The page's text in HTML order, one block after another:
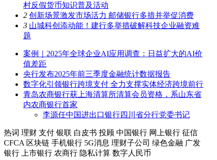
村反假货币知识普及活动
2 创新场景激发市场活力 邮储银行多措并举促消费
3 山城科创添动能！建行多举措破解科技企业融资难
题
案例｜2025年全球企业AI应用调查：日益扩大的AI价
值差距
央行发布2025年前三季度金融统计数据报告
数字化引领银行跨境支付 全力支撑实体经济跨境前行
青岛农商银行获上海清算所清算会员资格，系山东省
内农商银行首家
李源任中国进出口银行四川省分行党委书记
热词 理财 支付 银联 白皮书 投顾 中国银行 网上银行 征信
CFCA 区块链 手机银行 5G消息 理财子公司 绿色金融 广发
银行
上市银行 农商行 隐私计算 数字人民币